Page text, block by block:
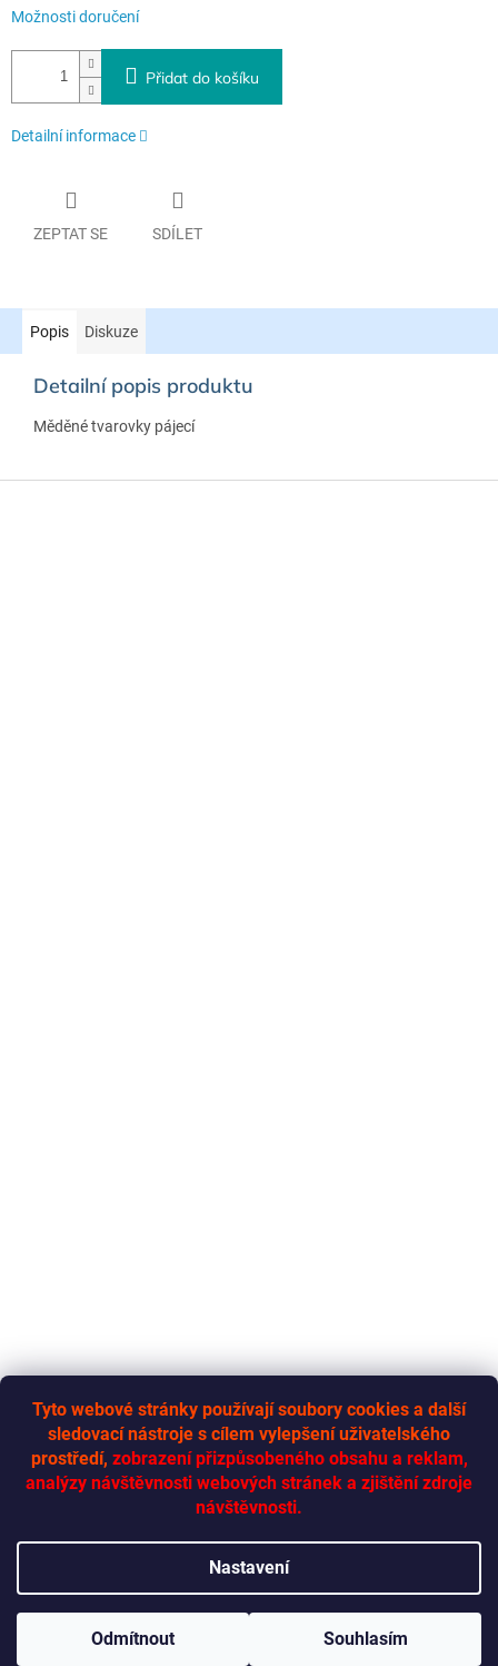
Tyto webové stránky používají soubory cookies a další
sledovací nástroje s cílem vylepšení uživatelského
prostředí, zobrazení přizpůsobeného obsahu a reklam,
analýzy návštěvnosti webových stránek a zjištění zdroje
návštěvnosti.
Nastavení
Odmítnout Souhlasím
Možnosti doručení
Přidat do košíku
Detailní informace
ZEPTAT SE SDÍLET
Popis Diskuze
Detailní popis produktu
Měděné tvarovky pájecí
Z
RYCHLÁ-DODÁVKA.CZ
Copyright 2026Rychlá dodávka. Všechna práva vyhrazena.
Upravit nastavení cookies